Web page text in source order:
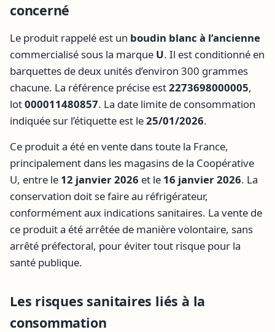
concerné
Le produit rappelé est un boudin blanc à l’ancienne
commercialisé sous la marque U. Il est conditionné en
barquettes de deux unités d’environ 300 grammes
chacune. La référence précise est2273698000005,
lot000011480857. La date limite de consommation
indiquée sur l’étiquette est le25/01/2026.
Ce produit a été en vente dans toute la France,
principalement dans les magasins de la Coopérative
U, entre le 12 janvier 2026 et le 16 janvier 2026. La
conservation doit se faire au réfrigérateur,
conformément aux indications sanitaires. La vente de
ce produit a été arrêtée de manière volontaire, sans
arrêté préfectoral, pour éviter tout risque pour la
santé publique.
Les risques sanitaires liés à la
consommation